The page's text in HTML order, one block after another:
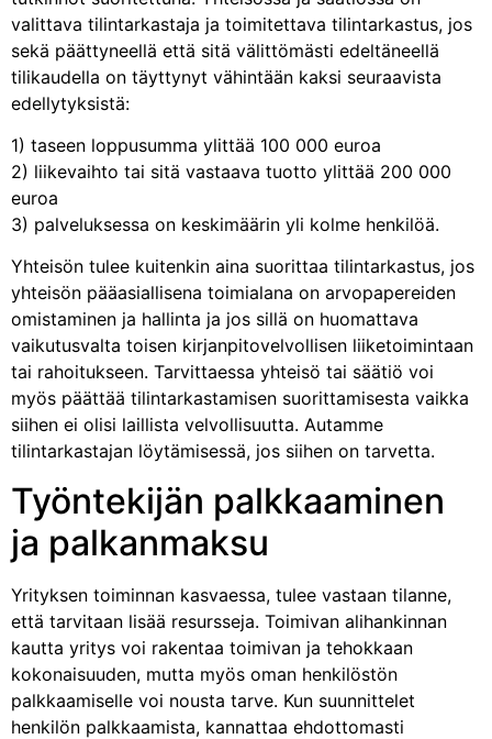
valittava tilintarkastaja ja toimitettava tilintarkastus, jos
sekä päättyneellä että sitä välittömästi edeltäneellä
tilikaudella on täyttynyt vähintään kaksi seuraavista
edellytyksistä:
1) taseen loppusumma ylittää 100 000 euroa
2) liikevaihto tai sitä vastaava tuotto ylittää 200 000
euroa
3) palveluksessa on keskimäärin yli kolme henkilöä.
Yhteisön tulee kuitenkin aina suorittaa tilintarkastus, jos
yhteisön pääasiallisena toimialana on arvopapereiden
omistaminen ja hallinta ja jos sillä on huomattava
vaikutusvalta toisen kirjanpitovelvollisen liiketoimintaan
tai rahoitukseen. Tarvittaessa yhteisö tai säätiö voi
myös päättää tilintarkastamisen suorittamisesta vaikka
siihen ei olisi laillista velvollisuutta. Autamme
tilintarkastajan löytämisessä, jos siihen on tarvetta.
Työntekijän palkkaaminen
ja palkanmaksu
Yrityksen toiminnan kasvaessa, tulee vastaan tilanne,
että tarvitaan lisää resursseja. Toimivan alihankinnan
kautta yritys voi rakentaa toimivan ja tehokkaan
kokonaisuuden, mutta myös oman henkilöstön
palkkaamiselle voi nousta tarve. Kun suunnittelet
henkilön palkkaamista, kannattaa ehdottomasti